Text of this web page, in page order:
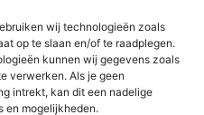
wij technologieën zoals
op te slaan en/of te raadplegen.
kunnen wij gegevens zoals
verwerken. Als je geen
intrekt, kan dit een nadelige
en mogelijkheden.
van welvaart voor de regio